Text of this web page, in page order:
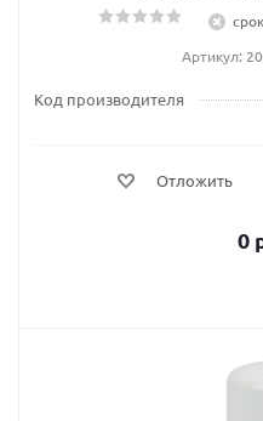
Артикул:
Код производителя
Отложить
0